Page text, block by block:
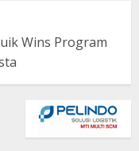
Wins Program